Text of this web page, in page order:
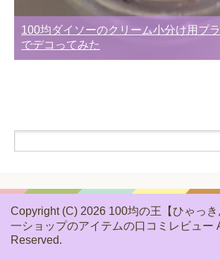
100均ダイソーのクリーム小分け用プ
でデコってみた
Copyright (C) 2026 100均の王【ひゃっ
一ショップのアイテムの口コミレビュー
Reserved.